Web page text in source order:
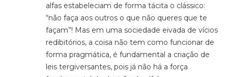
alfas estabeleciam de forma tácita o clássico:
“não faça aos outros o que não queres que te
façam”! Mas em uma sociedade eivada de vícios
redibitórios, a coisa não tem como funcionar de
forma pragmática, é fundamental a criação de
leis tergiversantes, pois já não há a força